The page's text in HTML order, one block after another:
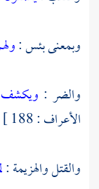
وبمعنى بئس :
والضر : ويكشف
الأعراف : 188 ] .
والقتل والهزيمة :